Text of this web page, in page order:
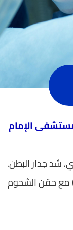
مستشفى الإمام
مع حقن الشحوم